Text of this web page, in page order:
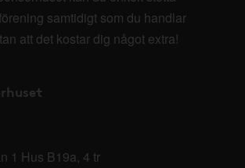
samtidigt som du handlar
att det kostar dig något extra!
1 Hus B19a, 4 tr